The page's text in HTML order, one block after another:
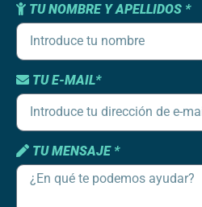
TU NOMBRE Y APELLIDOS *
TU E-MAIL*
TU MENSAJE *